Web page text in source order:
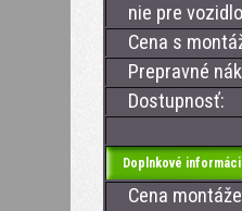
nie pre vozidlo
Cena s
Prepravné
Dostupnosť:
Doplnkové
Cena montáže